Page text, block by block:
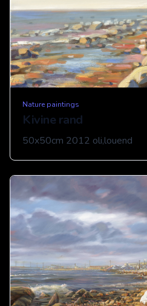
Nature paintings
Kivine rand
50x50cm 2012 oli,louend